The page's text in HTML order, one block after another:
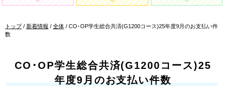
現
在
トップ/ 新着情報 / 全体 / CO･OP学生総合共済(G1200コース)25年度9月のお支払い件
数
CO･OP学生総合共済(G1200コース)25
年度9月のお支払い件数